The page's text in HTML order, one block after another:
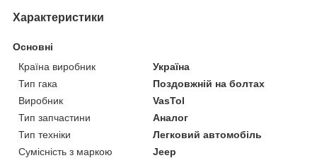
Характеристики
Основні
Країна виробник
Україна
Тип гака
Поздовжній на болтах
Виробник
VasTol
Тип запчастини
Аналог
Тип техніки
Легковий автомобіль
Сумісність з маркою
Jeep